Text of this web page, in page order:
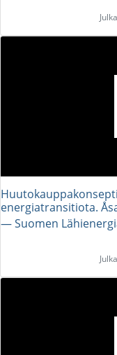
energiatransitiota.
― Suomen